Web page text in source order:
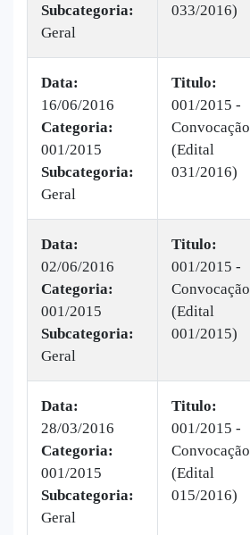
Subcategoria:
Geral
033/2016)
Data:
16/06/2016
Categoria:
001/2015
Subcategoria:
Geral
Titulo:
001/2015 -
Convocação
(Edital
031/2016)
Data:
02/06/2016
Categoria:
001/2015
Subcategoria:
Geral
Titulo:
001/2015 -
Convocação
(Edital
001/2015)
Data:
28/03/2016
Categoria:
001/2015
Subcategoria:
Geral
Titulo:
001/2015 -
Convocação
(Edital
015/2016)